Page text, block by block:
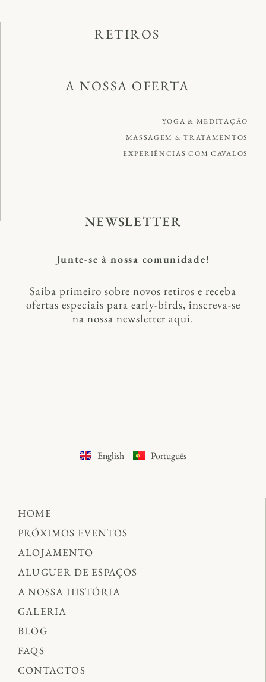
HOME
PRÓXIMOS EVENTOS
ALOJAMENTO
ALUGUER DE ESPAÇOS
A NOSSA HISTÓRIA
GALERIA
BLOG
FAQS
CONTACTOS
NEWSLETTER
Junte-se à nossa comunidade!
Saiba primeiro sobre novos retiros e receba
ofertas especiais para early-birds, inscreva-se
na nossa newsletter aqui.​
English Português
RETIROS
A NOSSA OFERTA
YOGA & MEDITAÇÃO
MASSAGEM & TRATAMENTOS
EXPERIÊNCIAS COM CAVALOS